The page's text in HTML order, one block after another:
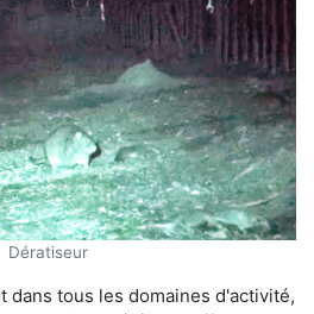
Dératiseur
dans tous les domaines d'activité,